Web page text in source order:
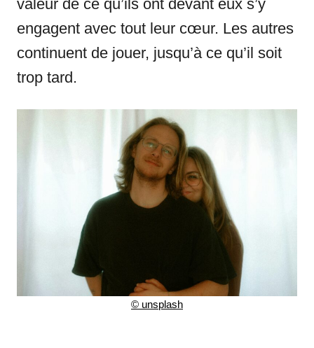
valeur de ce qu’ils ont devant eux s’y
engagent avec tout leur cœur. Les autres
continuent de jouer, jusqu’à ce qu’il soit
trop tard.
© unsplash